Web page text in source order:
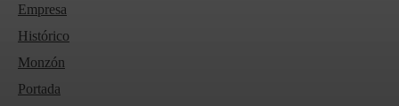
Empresa
Histórico
Monzón
Portada